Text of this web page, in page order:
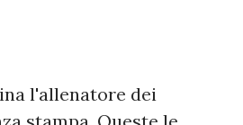
l'allenatore dei